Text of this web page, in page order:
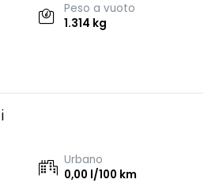
Peso a vuoto
1.314 kg
Urbano
0,00 l/100 km